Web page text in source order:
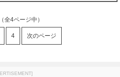
（全4ページ中）
4 次のページ